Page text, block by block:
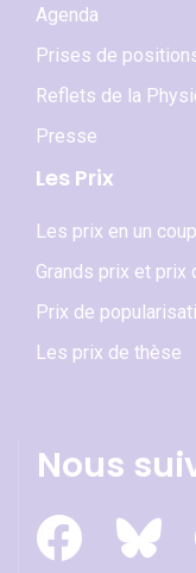
Agenda
Prises de
Reflets de la
Presse
Les Prix
Les prix en un
Grands prix et prix
Prix de
Les prix de thèse
Nous